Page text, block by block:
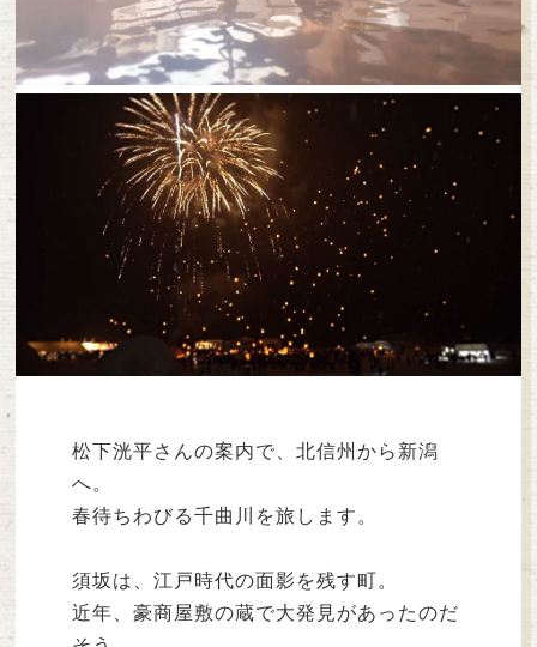
松下洸平さんの案内で、北信州から新潟
へ。
春待ちわびる千曲川を旅します。
須坂は、江戸時代の面影を残す町。
近年、豪商屋敷の蔵で大発見があったのだ